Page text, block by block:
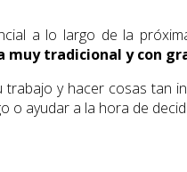
a lo largo de la
tradicional y con
y hacer cosas tan
o ayudar a la hora de